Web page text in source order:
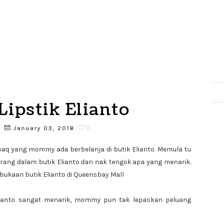
Elianto
January 03, 2018 11
yang mommy ada berbelanja di butik Elianto. Memula tu
dalam butik Elianto dan nak tengok apa yang menarik.
butik Elianto di Queensbay Mall
sangat menarik, mommy pun tak lepaskan peluang